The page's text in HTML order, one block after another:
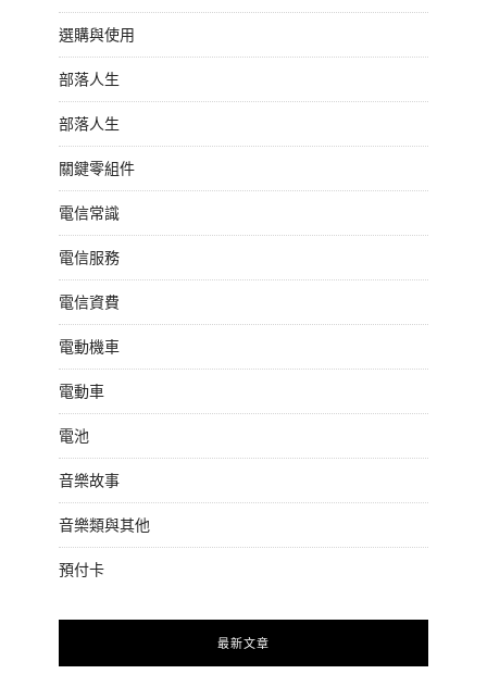
選購與使用
部落人生
部落人生
關鍵零組件
電信常識
電信服務
電信資費
電動機車
電動車
電池
音樂故事
音樂類與其他
預付卡
最新文章